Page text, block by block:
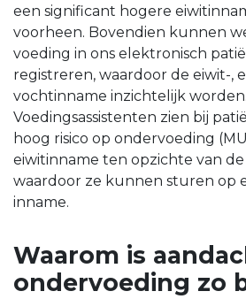
een significant hogere
voorheen. Bovendien kunnen
voeding in ons elektronisch
registreren, waardoor de eiwit-,
vochtinname inzichtelijk worden.
Voedingsassistenten zien bij
hoog risico op ondervoeding
eiwitinname ten opzichte van
waardoor ze kunnen sturen op
inname.
Waarom is
ondervoeding zo